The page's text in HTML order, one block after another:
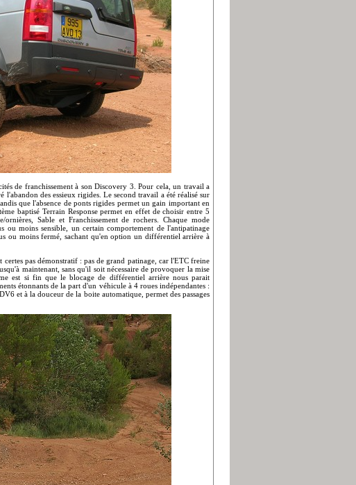
de franchissement à son Discovery 3. Pour cela, un travail a
des essieux rigides. Le second travail a été réalisé sur
que l'absence de ponts rigides permet un gain important en
baptisé Terrain Response permet en effet de choisir entre 5
Sable et Franchissement de rochers. Chaque mode
ou moins sensible, un certain comportement de l'antipatinage
ou moins fermé, sachant qu'en option un différentiel arrière à
pas démonstratif : pas de grand patinage, car l'ETC freine
maintenant, sans qu'il soit nécessaire de provoquer la mise
est si fin que le blocage de différentiel arrière nous parait
étonnants de la part d'un véhicule à 4 roues indépendantes :
et à la douceur de la boite automatique, permet des passages